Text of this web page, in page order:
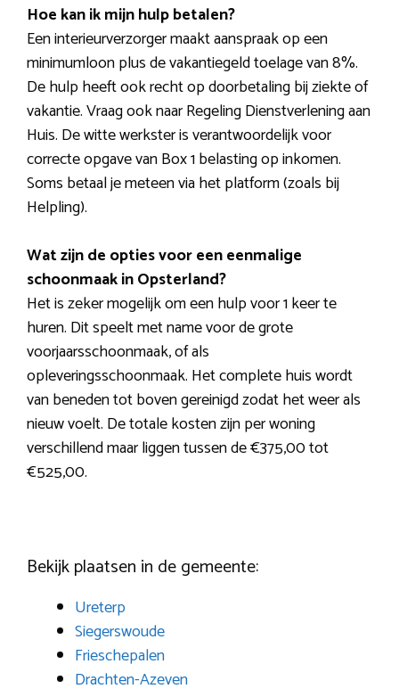
Hoe kan ik mijn hulp betalen?
Een interieurverzorger maakt aanspraak op een
minimumloon plus de vakantiegeld toelage van 8%.
De hulp heeft ook recht op doorbetaling bij ziekte of
vakantie. Vraag ook naar Regeling Dienstverlening aan
Huis. De witte werkster is verantwoordelijk voor
correcte opgave van Box 1 belasting op inkomen.
Soms betaal je meteen via het platform (zoals bij
Helpling).
Wat zijn de opties voor een eenmalige
schoonmaak in Opsterland?
Het is zeker mogelijk om een hulp voor 1 keer te
huren. Dit speelt met name voor de grote
voorjaarsschoonmaak, of als
opleveringsschoonmaak. Het complete huis wordt
van beneden tot boven gereinigd zodat het weer als
nieuw voelt. De totale kosten zijn per woning
verschillend maar liggen tussen de €375,00 tot
€525,00.
Bekijk plaatsen in de gemeente:
Ureterp
Siegerswoude
Frieschepalen
Drachten-Azeven